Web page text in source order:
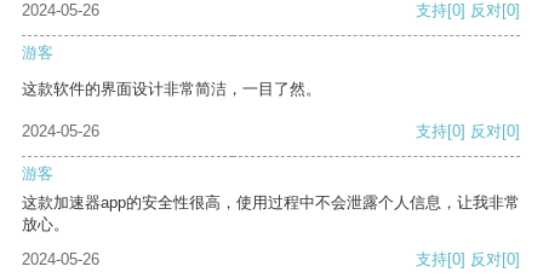
2024-05-26 支持[0] 反对[0]
游客
这款软件的界面设计非常简洁，一目了然。
2024-05-26 支持[0] 反对[0]
游客
这款加速器app的安全性很高，使用过程中不会泄露个人信息，让我非常
放心。
2024-05-26
支持[0] 反对[0]